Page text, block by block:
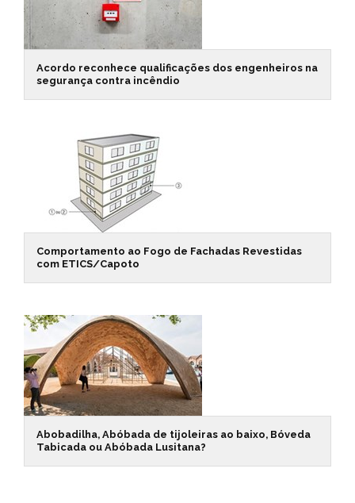
Acordo reconhece qualificações dos engenheiros na
segurança contra incêndio
Comportamento ao Fogo de Fachadas Revestidas
com ETICS/Capoto
Abobadilha, Abóbada de tijoleiras ao baixo, Bóveda
Tabicada ou Abóbada Lusitana?